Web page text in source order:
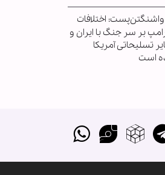
واشنگتن‌پست: اختلافات
بر سر جنگ با ایران و
تسلیحاتی آمریکا
است